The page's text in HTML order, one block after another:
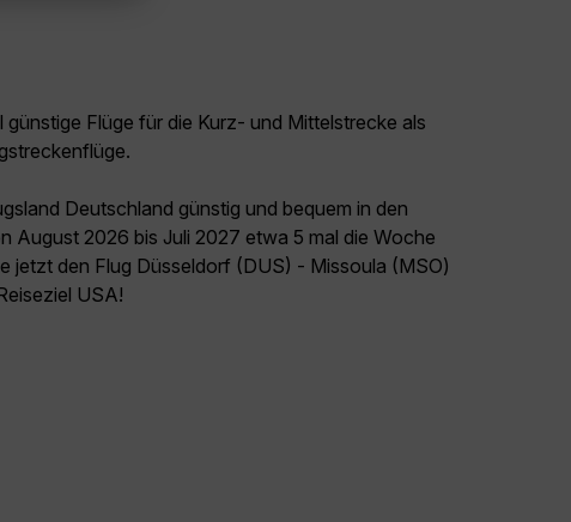
Flüge für die Kurz- und Mittelstrecke als
Deutschland günstig und bequem in den
August 2026 bis Juli 2027 etwa 5 mal die Woche
jetzt den Flug Düsseldorf (DUS) - Missoula (MSO)
USA!